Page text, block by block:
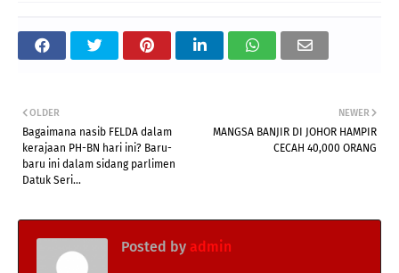
NEWER
MANGSA BANJIR DI JOHOR HAMPIR
CECAH 40,000 ORANG
OLDER
Bagaimana nasib FELDA dalam
kerajaan PH-BN hari ini? Baru-
baru ini dalam sidang parlimen
Datuk Seri...
Posted by admin